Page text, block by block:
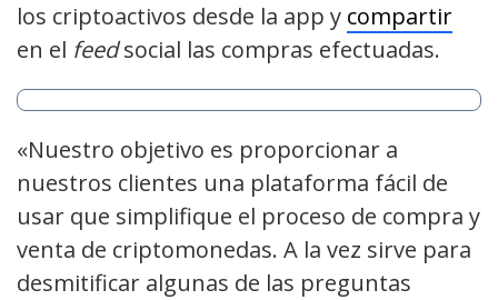
los criptoactivos desde la app y compartir
en el feedsocial las compras efectuadas.
«Nuestro objetivo es proporcionar a
nuestros clientes una plataforma fácil de
usar que simplifique el proceso de compra y
venta de criptomonedas. A la vez sirve para
desmitificar algunas de las preguntas